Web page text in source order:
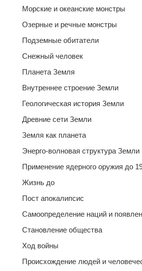
Морские и океанские монстры
Озерные и речные монстры
Подземные обитатели
Снежный человек
Планета Земля
Внутреннее строение Земли
Геологическая история Земли
Древние сети Земли
Земля как планета
Энерго-волновая структура Земли
Применение ядерного оружия до
Жизнь до
Пост апокалипсис
Самоопределение наций и
Становление общества
Ход войны
Происхождение людей и